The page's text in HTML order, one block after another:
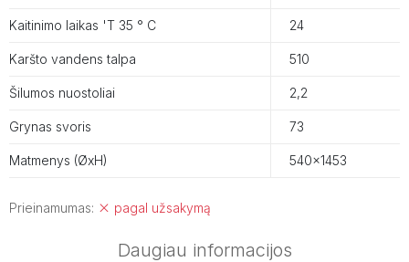
Kaitinimo laikas 'T 35 ° C 24
Karšto vandens talpa 510
Šilumos nuostoliai 2,2
Grynas svoris 73
Matmenys (ØxH) 540x1453
Prieinamumas: pagal užsakymą
Daugiau informacijos